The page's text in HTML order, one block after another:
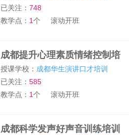
已关注：748
教学点： 1个 滚动开班
成都提升心理素质情绪控制培
训班
授课学校： 成都华生演讲口才培训
已关注：585
教学点： 1个 滚动开班
成都科学发声好声音训练培训